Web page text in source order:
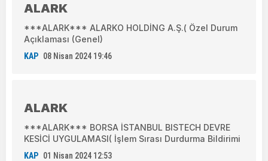
ALARK
***ALARK*** ALARKO HOLDİNG A.Ş.( Özel Durum
Açıklaması (Genel)
KAP 08 Nisan 2024 19:46
ALARK
***ALARK*** BORSA İSTANBUL BISTECH DEVRE
KESİCİ UYGULAMASI( İşlem Sırası Durdurma Bildirimi
KAP 01 Nisan 2024 12:53